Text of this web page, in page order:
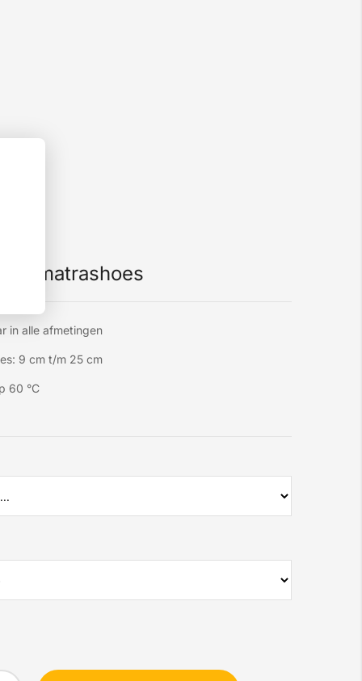
matrashoes
in alle afmetingen
9 cm t/m 25 cm
60 °C